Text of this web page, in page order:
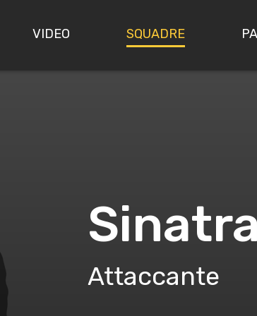
VIDEO SQUADRE
Attaccante